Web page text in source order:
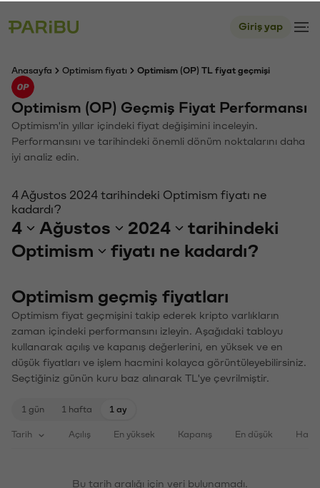
Giriş yap
Anasayfa Optimism fiyatı Optimism (OP) TL fiyat geçmişi
Optimism (OP) Geçmiş Fiyat Performansı
Optimism'in yıllar içindeki fiyat değişimini inceleyin.
Performansını ve tarihindeki önemli dönüm noktalarını daha
iyi analiz edin.
4 Ağustos 2024 tarihindeki Optimism fiyatı ne
kadardı?
4 Ağustos 2024
tarihindeki
Optimism
fiyatı ne kadardı?
Optimism geçmiş fiyatları
Optimism fiyat geçmişini takip ederek kripto varlıkların
zaman içindeki performansını izleyin. Aşağıdaki tabloyu
kullanarak açılış ve kapanış değerlerini, en yüksek ve en
düşük fiyatları ve işlem hacmini kolayca görüntüleyebilirsiniz.
Seçtiğiniz günün kuru baz alınarak TL'ye çevrilmiştir.
1 gün 1 hafta 1 ay
Tarih Açılış En yüksek Kapanış En düşük
Bu tarih aralığı için veri bulunamadı.